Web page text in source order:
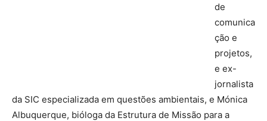
de
comunica
ção e
projetos,
e ex-
jornalista
da SIC especializada em questões ambientais, e Mónica
Albuquerque, bióloga da Estrutura de Missão para a